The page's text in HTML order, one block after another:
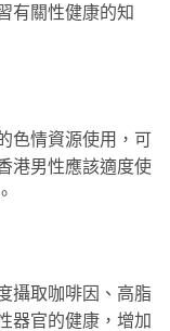
有關性健康的知
色情資源使用，可
港男性應該適度使
攝取咖啡因、高脂
器官的健康，增加